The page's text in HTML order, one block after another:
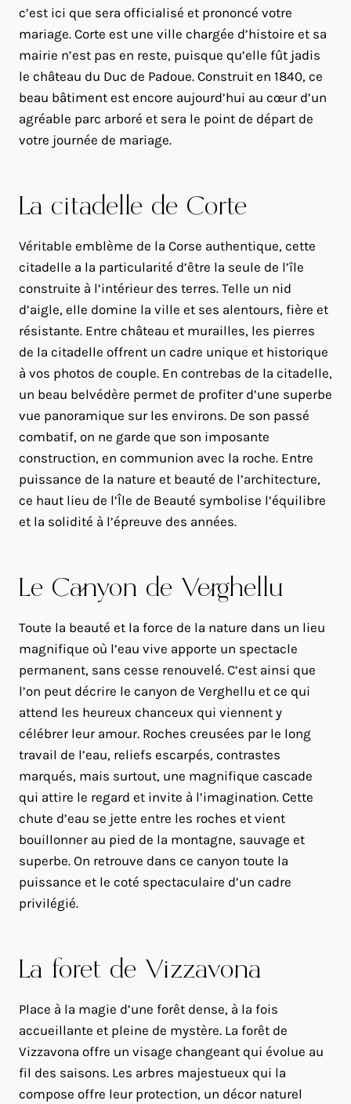
c’est ici que sera officialisé et prononcé votre
mariage. Corte est une ville chargée d’histoire et sa
mairie n’est pas en reste, puisque qu’elle fût jadis
le château du Duc de Padoue. Construit en 1840, ce
beau bâtiment est encore aujourd’hui au cœur d’un
agréable parc arboré et sera le point de départ de
votre journée de mariage.
La citadelle de Corte
Véritable emblème de la Corse authentique, cette
citadelle a la particularité d’être la seule de l’île
construite à l’intérieur des terres. Telle un nid
d’aigle, elle domine la ville et ses alentours, fière et
résistante. Entre château et murailles, les pierres
de la citadelle offrent un cadre unique et historique
à vos photos de couple. En contrebas de la citadelle,
un beau belvédère permet de profiter d’une superbe
vue panoramique sur les environs. De son passé
combatif, on ne garde que son imposante
construction, en communion avec la roche. Entre
puissance de la nature et beauté de l’architecture,
ce haut lieu de l’Île de Beauté symbolise l’équilibre
et la solidité à l’épreuve des années.
Le Canyon de Verghellu
Toute la beauté et la force de la nature dans un lieu
magnifique où l’eau vive apporte un spectacle
permanent, sans cesse renouvelé. C’est ainsi que
l’on peut décrire le canyon de Verghellu et ce qui
attend les heureux chanceux qui viennent y
célébrer leur amour. Roches creusées par le long
travail de l’eau, reliefs escarpés, contrastes
marqués, mais surtout, une magnifique cascade
qui attire le regard et invite à l’imagination. Cette
chute d’eau se jette entre les roches et vient
bouillonner au pied de la montagne, sauvage et
superbe. On retrouve dans ce canyon toute la
puissance et le coté spectaculaire d’un cadre
privilégié.
La forêt de Vizzavona
Place à la magie d’une forêt dense, à la fois
accueillante et pleine de mystère. La forêt de
Vizzavona offre un visage changeant qui évolue au
fil des saisons. Les arbres majestueux qui la
compose offre leur protection, un décor naturel